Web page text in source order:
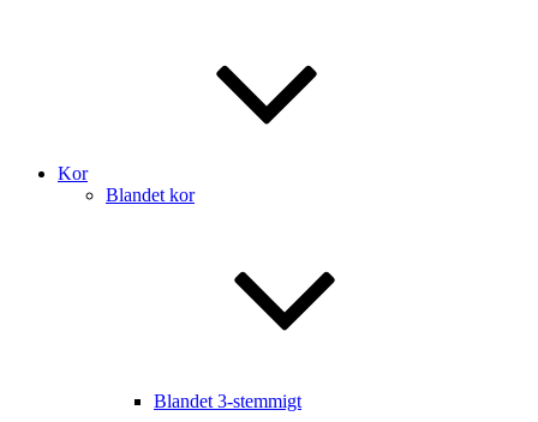
Kor
Blandet kor
Blandet 3-stemmigt